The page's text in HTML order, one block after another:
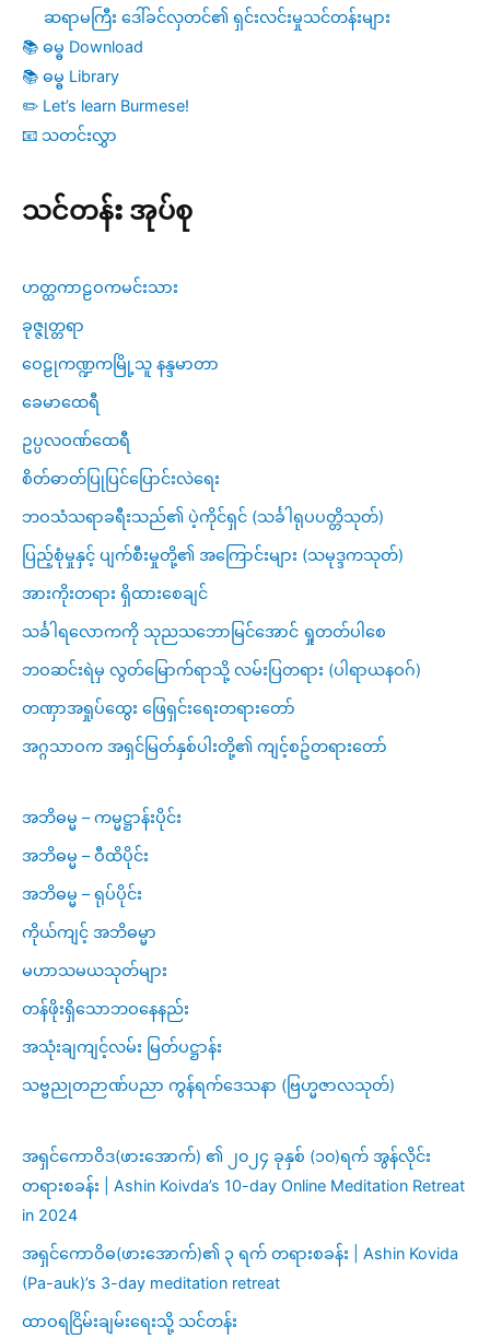
ဆရာမကြီး ဒေါ်ခင်လှတင်၏ ရှင်းလင်းမှုသင်တန်းများ
📚 ဓမ္ဓ Download
📚 ဓမ္ဓ Library
✏️ Let’s learn Burmese!
📧 သတင်းလွှာ
သင်တန်း အုပ်စု
ဟတ္ထကာဠဝကမင်းသား
ခုဇ္ဇုတ္တရာ
ဝေဠုကဏ္ဍကမြို့သူ နန္ဒမာတာ
ခေမာထေရီ
ဥပ္ပလဝဏ်ထေရီ
စိတ်ဓာတ်ပြုပြင်ပြောင်းလဲရေး
ဘဝသံသရာခရီးသည်၏ ပဲ့ကိုင်ရှင် (သင်္ခါရုပပတ္တိသုတ်)
ပြည့်စုံမှုနှင့် ပျက်စီးမှုတို့၏ အကြောင်းများ (သမုဒ္ဒကသုတ်)
အားကိုးတရား ရှိထားစေချင်
သင်္ခါရလောကကို သုညသဘောမြင်အောင် ရှုတတ်ပါစေ
ဘဝဆင်းရဲမှ လွတ်မြောက်ရာသို့ လမ်းပြတရား (ပါရာယနဝဂ်)
တဏှာအရှုပ်ထွေး ဖြေရှင်းရေးတရားတော်
အဂ္ဂသာဝက အရှင်မြတ်နှစ်ပါးတို့၏ ကျင့်စဥ်တရားတော်
အဘိဓမ္မ – ကမ္မဋ္ဌာန်းပိုင်း
အဘိဓမ္မ – ဝီထိပိုင်း
အဘိဓမ္မ – ရုပ်ပိုင်း
ကိုယ်ကျင့် အဘိဓမ္မာ
မဟာသမယသုတ်များ
တန်ဖိုးရှိသောဘဝနေနည်း
အသုံးချကျင့်လမ်း မြတ်ပဋ္ဌာန်း
သဗ္ဗညုတဉာဏ်ပညာ ကွန်ရက်ဒေသနာ (ဗြဟ္မဇာလသုတ်)
အရှင်ကောဝိဒ(ဖားအောက်) ၏ ၂၀၂၄ ခုနှစ် (၁၀)ရက် အွန်လိုင်း
တရားစခန်း | Ashin Koivda’s 10-day Online Meditation Retreat
in 2024
အရှင်ကောဝိဓ(ဖားအောက်)၏ ၃ ရက် တရားစခန်း | Ashin Kovida
(Pa-auk)’s 3-day meditation retreat
ထာဝရငြိမ်းချမ်းရေးသို့ သင်တန်း